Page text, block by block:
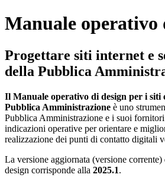
Manuale operativo
Progettare siti internet e
della Pubblica
Il Manuale operativo di design per i siti
Pubblica Amministrazione è uno
Pubblica Amministrazione e i suoi
indicazioni operative per orientare e
realizzazione dei punti di contatto digitali
La versione aggiornata (versione
design corrisponde alla 2025.1.